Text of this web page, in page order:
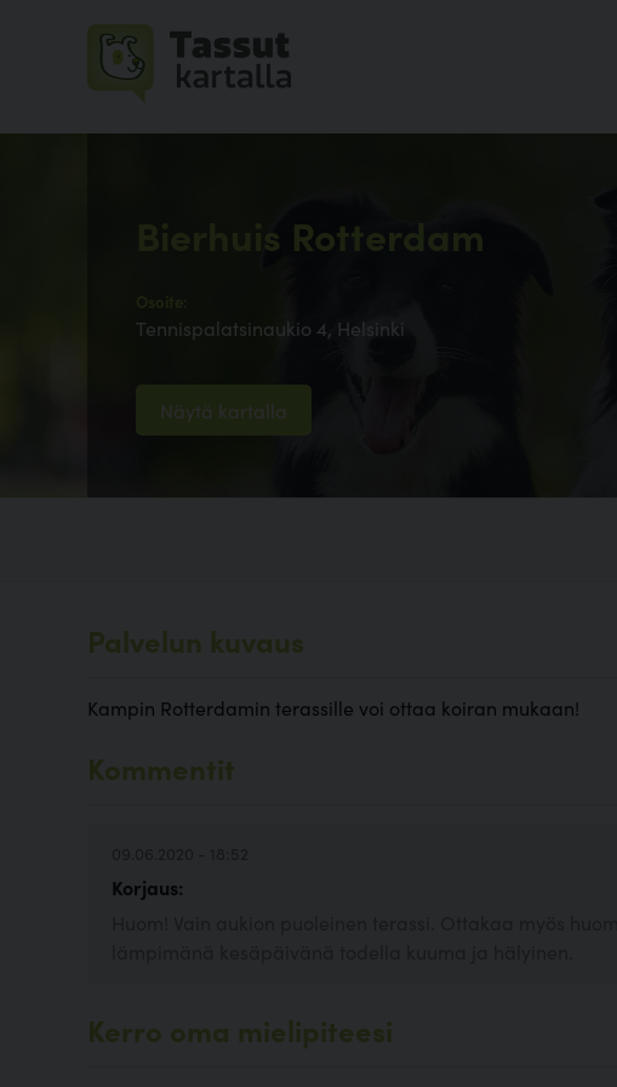
Bierhuis Rotterdam
Tennispalatsinaukio 4, Helsinki
Näytä kartalla
Palvelun kuvaus
Kampin Rotterdamin terassille voi ottaa koiran mukaan!
Kommentit
Korjaus:
Kerro oma mielipiteesi